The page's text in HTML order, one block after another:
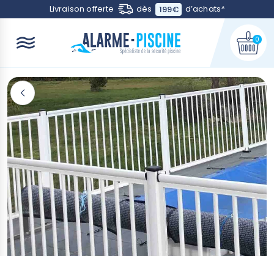
Contactez-nousLivraison offerte dès 199€ d’achats*
0